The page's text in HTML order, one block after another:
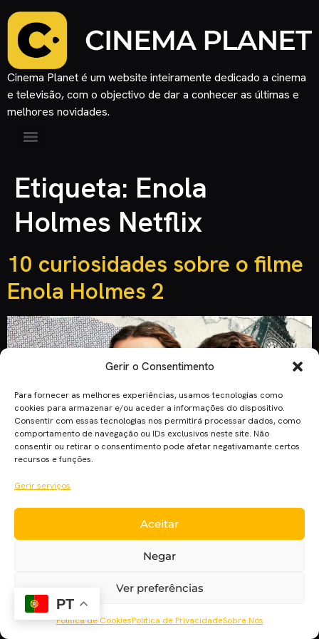
Gerir o Consentimento
Para fornecer as melhores experiências, usamos tecnologias como
cookies para armazenar e/ou aceder a informações do dispositivo.
Consentir com essas tecnologias nos permitirá processar dados, como
comportamento de navegação ou IDs exclusivos neste site. Não
consentir ou retirar o consentimento pode afetar negativamante certos
recursos e funções.
Gerir serviços
Aceitar
Negar
Ver preferências
Política de CookiesPolítica de PrivacidadeSobre Nós
Cinema Planet é um website inteiramente dedicado a cinema
e televisão, com o objectivo de dar a conhecer as últimas e
melhores novidades.
Etiqueta: Enola
Holmes Netflix
10 curiosidades sobre o filme
Enola Holmes 2
Enola Holmes 2 chegou à Netflix, deliciando os fãs do filme.
Novembro está a ser um mês recheado de novidades na
Netflix. Enola Holmes regressa num segundo capítulo cheio
de aventuras e suspense, filme, estrelado por Millie Bobby
Brown como a irmã mais nova de Sherlock Holmes (Henry
PT